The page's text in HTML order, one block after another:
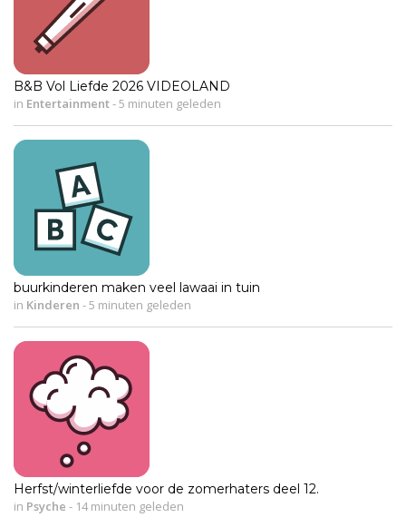
B&B Vol Liefde 2026 VIDEOLAND
in Entertainment-5 minuten geleden
buurkinderen maken veel lawaai in tuin
in Kinderen -5 minuten geleden
Herfst/winterliefde voor de zomerhaters deel 12.
in Psyche - 14 minuten geleden